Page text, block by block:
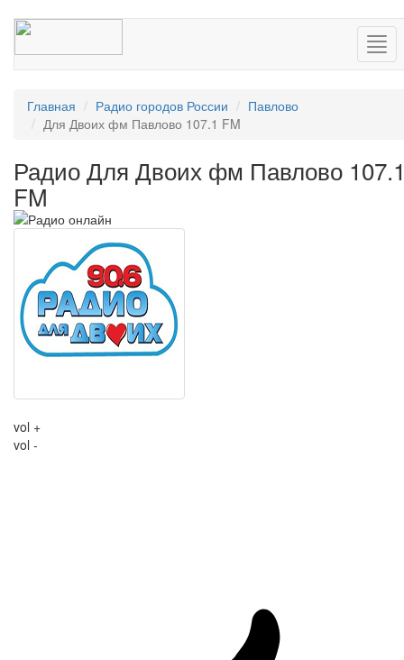
Главная Радио городов России
Павлово
Для Двоих фм Павлово 107.1 FM
Радио Для Двоих фм Павлово
FM
vol +
vol -